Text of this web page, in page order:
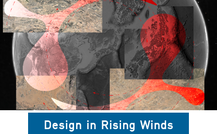
Design in Rising Winds
逆風設計，相片由Flora Weil提